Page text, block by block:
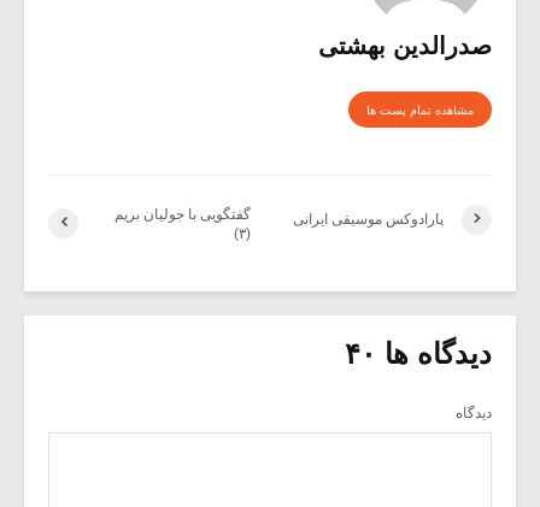
صدرالدین بهشتی
مشاهده تمام پست ها
گفتگویی با جولیان بریم
(۳)
پارادوکس موسیقی ایرانی
دیدگاه ها ۴۰
دیدگاه